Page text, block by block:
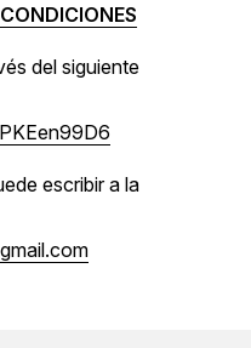
del siguiente
escribir a la